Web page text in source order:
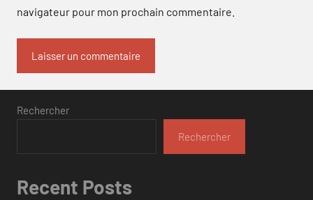
navigateur pour mon prochain commentaire.
Rechercher
Rechercher
Recent Posts